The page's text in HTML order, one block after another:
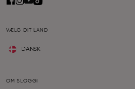
VÆLG DIT LAND
DANSK
OM SLOGGI